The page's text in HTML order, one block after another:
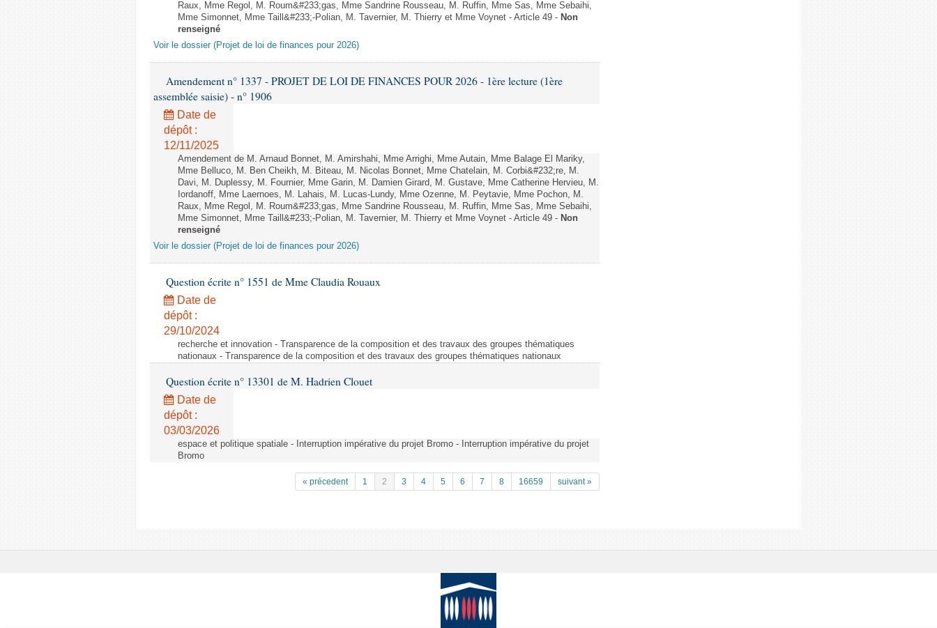
Raux, Mme Regol, M. Roum&#233;gas, Mme Sandrine Rousseau, M. Ruffin, Mme Sas, Mme Sebaihi,
Mme Simonnet, Mme Taill&#233;-Polian, M. Tavernier, M. Thierry et Mme Voynet - Article 49 - Non
renseigné
Voir le dossier (Projet de loi de finances pour 2026)
Amendement n° 1337 - PROJET DE LOI DE FINANCES POUR 2026 - 1ère lecture (1ère
assemblée saisie) - n° 1906
Date de
dépôt :
12/11/2025
Amendement de M. Arnaud Bonnet, M. Amirshahi, Mme Arrighi, Mme Autain, Mme Balage El Mariky,
Mme Belluco, M. Ben Cheikh, M. Biteau, M. Nicolas Bonnet, Mme Chatelain, M. Corbi&#232;re, M.
Davi, M. Duplessy, M. Fournier, Mme Garin, M. Damien Girard, M. Gustave, Mme Catherine Hervieu, M.
Iordanoff, Mme Laernoes, M. Lahais, M. Lucas-Lundy, Mme Ozenne, M. Peytavie, Mme Pochon, M.
Raux, Mme Regol, M. Roum&#233;gas, Mme Sandrine Rousseau, M. Ruffin, Mme Sas, Mme Sebaihi,
Mme Simonnet, Mme Taill&#233;-Polian, M. Tavernier, M. Thierry et Mme Voynet - Article 49 - Non
renseigné
Voir le dossier (Projet de loi de finances pour 2026)
Question écrite n° 1551 de Mme Claudia Rouaux
Date de
dépôt :
29/10/2024
recherche et innovation - Transparence de la composition et des travaux des groupes thématiques
nationaux - Transparence de la composition et des travaux des groupes thématiques nationaux
Question écrite n° 13301 de M. Hadrien Clouet
Date de
dépôt :
03/03/2026
espace et politique spatiale - Interruption impérative du projet Bromo - Interruption impérative du projet
Bromo
« précedent 1 2 3 4 5 6 7 8 16659 suivant »